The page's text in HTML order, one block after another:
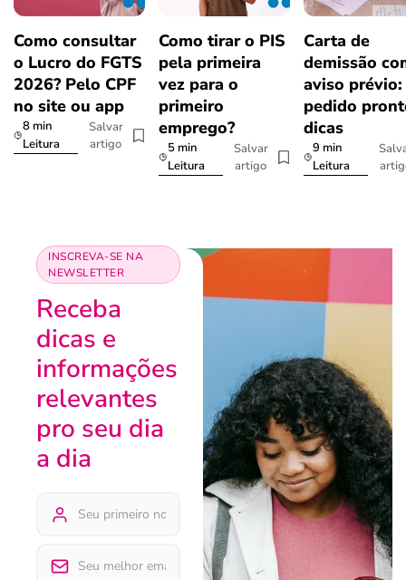
Como consultar
o Lucro do FGTS
2026? Pelo CPF
no site ou app
8 min
Leitura
Salvar
artigo
Como tirar o PIS
pela primeira
vez para o
primeiro
emprego?
5 min
Leitura
Salvar
artigo
Carta de
demissão
aviso prévio:
pedido
dicas
9 min
Leitura
INSCREVA-SE NA
NEWSLETTER
Receba
dicas e
informações
relevantes
pro seu dia
a dia